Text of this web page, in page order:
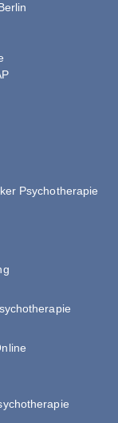
Psychotherapie